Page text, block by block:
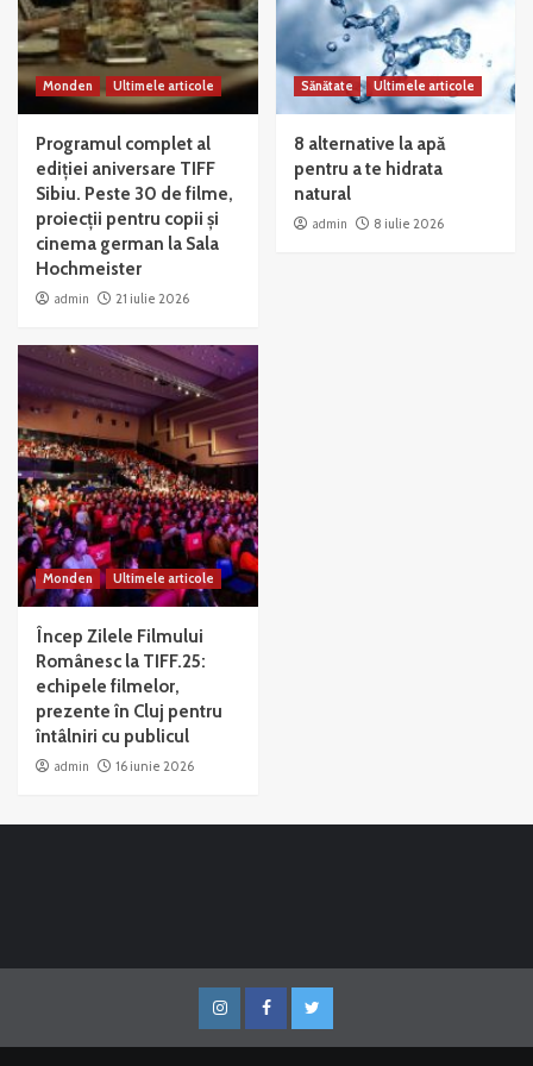
Monden Ultimele articole
Programul complet al
ediției aniversare TIFF
Sibiu. Peste 30 de filme,
proiecții pentru copii și
cinema german la Sala
Hochmeister
admin 21 iulie 2026
Sănătate Ultimele articole
8 alternative la apă
pentru a te hidrata
natural
admin 8 iulie 2026
Monden Ultimele articole
Încep Zilele Filmului
Românesc la TIFF.25:
echipele filmelor,
prezente în Cluj pentru
întâlniri cu publicul
admin 16 iunie 2026
InstagramFacebookTwitter